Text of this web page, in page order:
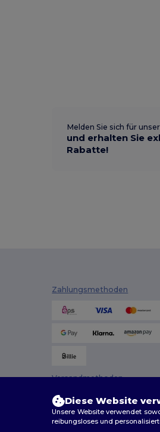
Melden Sie sich für
und erhalten Sie
Rabatte!
Zahlungsmethoden
Versandmethoden
Diese Website
Unsere Website verwendet
reibungsloses und